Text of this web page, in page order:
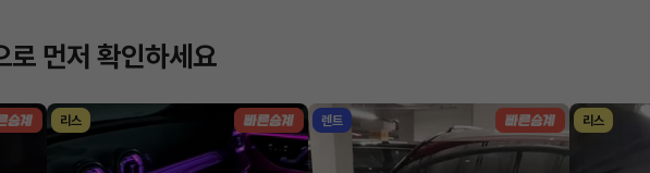
로 먼저 확인하세요
리스 렌트 리스